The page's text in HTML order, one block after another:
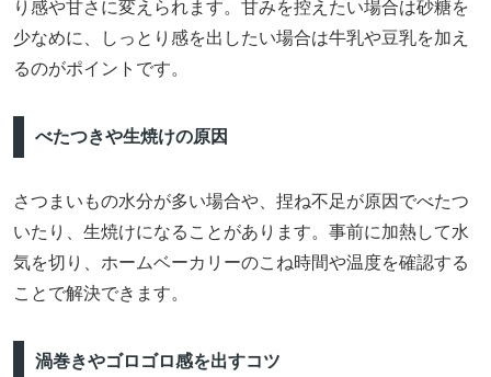
り感や甘さに変えられます。甘みを控えたい場合は砂糖を
少なめに、しっとり感を出したい場合は牛乳や豆乳を加え
るのがポイントです。
べたつきや生焼けの原因
さつまいもの水分が多い場合や、捏ね不足が原因でべたつ
いたり、生焼けになることがあります。事前に加熱して水
気を切り、ホームベーカリーのこね時間や温度を確認する
ことで解決できます。
渦巻きやゴロゴロ感を出すコツ